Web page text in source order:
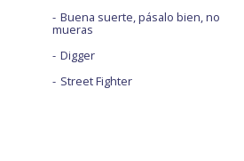
Buena suerte, pásalo bien, no
mueras
Digger
Street Fighter